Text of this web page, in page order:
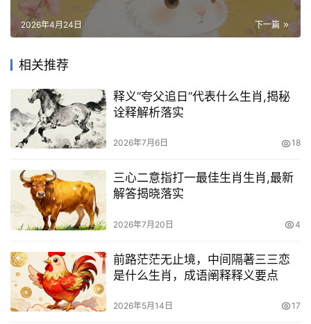
下一篇
2026年4月24日
相关推荐
释义“夸父追日”代表什么生肖,揭秘
诠释解析落实
2026年7月6日 18
三心二意指打一最佳生肖生肖,最新
解答揭晓落实
2026年7月20日 4
前路茫茫无止境，中间隔著三三恋
是什么生肖，成语阐释释义要点
2026年5月14日 17